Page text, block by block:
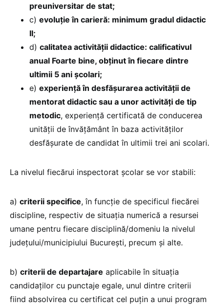
preuniversitar de stat;
c) evoluție în carieră: minimum gradul didactic
II;
d) calitatea activității didactice: calificativul
anual Foarte bine, obținut în fiecare dintre
ultimii 5 ani şcolari;
e) experiență în desfăşurarea activității de
mentorat didactic sau a unor activități de tip
metodic, experiență certificată de conducerea
unității de învăţământ în baza activităților
desfăşurate de candidat în ultimii trei ani scolari.
La nivelul fiecărui inspectorat școlar se vor stabili:
a) criterii specifice, în funcție de specificul fiecărei
discipline, respectiv de situația numerică a resursei
umane pentru fiecare disciplină/domeniu la nivelul
județului/municipiului Bucureşti, precum şi alte.
b) criterii de departajare aplicabile în situația
candidaților cu punctaje egale, unul dintre criterii
fiind absolvirea cu certificat cel puțin a unui program